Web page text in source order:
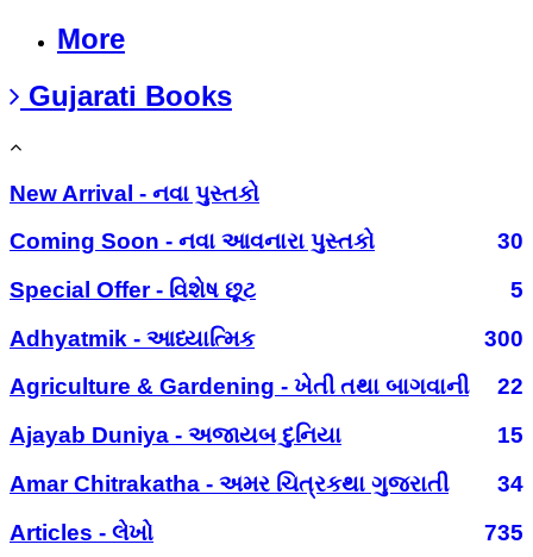
More
Gujarati Books
New Arrival - નવા પુસ્તકો
Coming Soon - નવા આવનારા પુસ્તકો
30
Special Offer - વિશેષ છૂટ
5
Adhyatmik - આધ્યાત્મિક
300
Agriculture & Gardening - ખેતી તથા બાગવાની
22
Ajayab Duniya - અજાયબ દુનિયા
15
Amar Chitrakatha - અમર ચિત્રકથા ગુજરાતી
34
Articles - લેખો
735